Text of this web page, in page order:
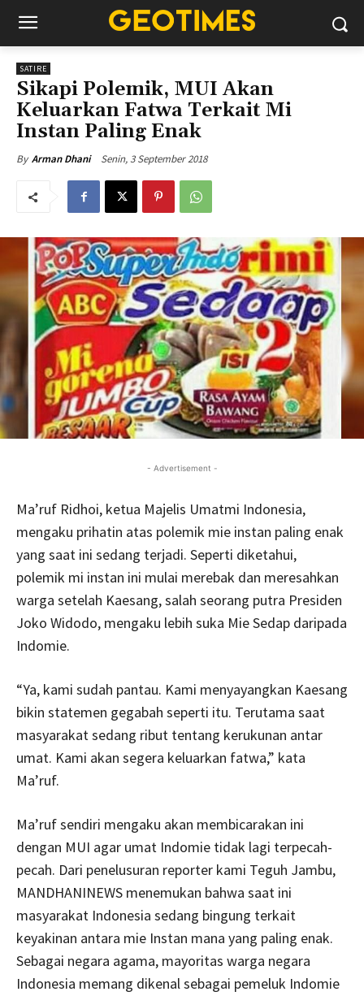
SATIRE
Sikapi Polemik, MUI Akan
Keluarkan Fatwa Terkait Mi
Instan Paling Enak
By Arman Dhani Senin, 3 September 2018
- Advertisement -
Ma’ruf Ridhoi, ketua Majelis Umatmi Indonesia,
mengaku prihatin atas polemik mie instan paling enak
yang saat ini sedang terjadi. Seperti diketahui,
polemik mi instan ini mulai merebak dan meresahkan
warga setelah Kaesang, salah seorang putra Presiden
Joko Widodo, mengaku lebih suka Mie Sedap daripada
Indomie.
“Ya, kami sudah pantau. Kami menyayangkan Kaesang
bikin statemen gegabah seperti itu. Terutama saat
masyarakat sedang ribut tentang kerukunan antar
umat. Kami akan segera keluarkan fatwa,” kata
Ma’ruf.
Ma’ruf sendiri mengaku akan membicarakan ini
dengan MUI agar umat Indomie tidak lagi terpecah-
pecah. Dari penelusuran reporter kami Teguh Jambu,
MANDHANINEWS menemukan bahwa saat ini
masyarakat Indonesia sedang bingung terkait
keyakinan antara mie Instan mana yang paling enak.
Sebagai negara agama, mayoritas warga negara
Indonesia memang dikenal sebagai pemeluk Indomie